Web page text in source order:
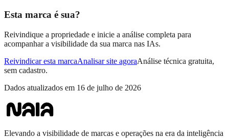
Esta marca é sua?
Reivindique a propriedade e inicie a análise completa para
acompanhar a visibilidade da sua marca nas IAs.
Reivindicar esta marcaAnalisar site agoraAnálise técnica gratuita,
sem cadastro.
Dados atualizados em 16 de julho de 2026
Elevando a visibilidade de marcas e operações na era da inteligência